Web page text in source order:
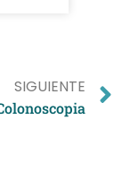
SIGUIENTE